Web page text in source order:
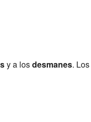
y a losdesmanes.